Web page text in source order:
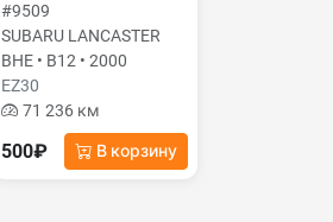
#9509
SUBARU LANCASTER
BHE • B12 • 2000
EZ30
71 236 км
500₽ В корзину